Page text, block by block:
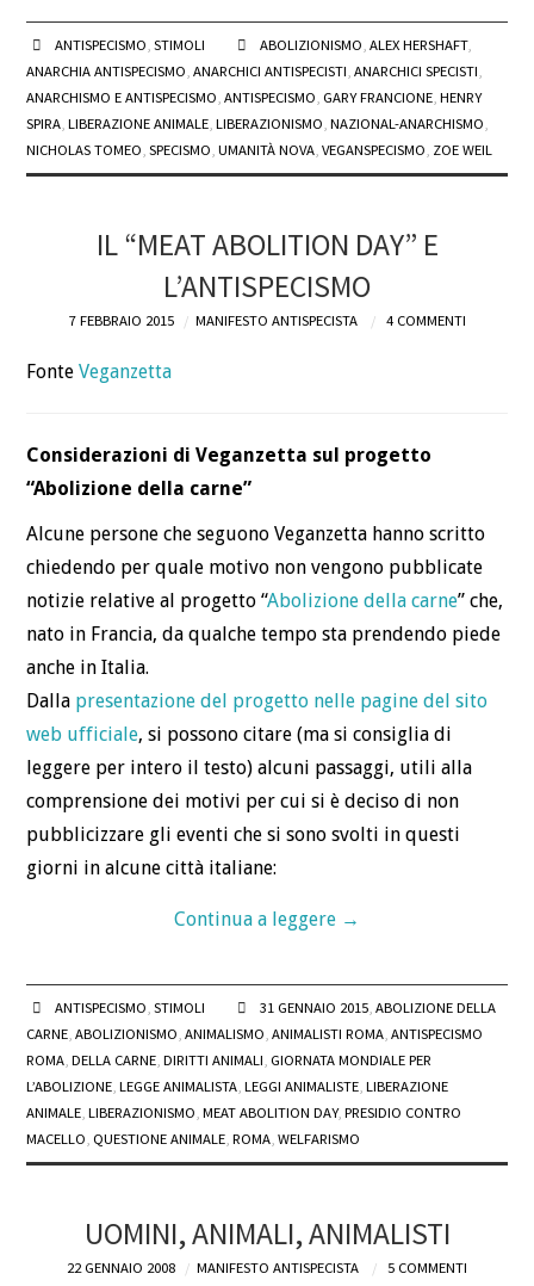
ANTISPECISMO, STIMOLI ABOLIZIONISMO, ALEX HERSHAFT,
ANARCHIA ANTISPECISMO,ANARCHICI ANTISPECISTI,ANARCHICI SPECISTI,
ANARCHISMO E ANTISPECISMO,ANTISPECISMO, GARY FRANCIONE,HENRY
SPIRA,LIBERAZIONE ANIMALE,LIBERAZIONISMO,NAZIONAL-ANARCHISMO,
NICHOLAS TOMEO,SPECISMO,UMANITÀ NOVA,VEGANSPECISMO, ZOE WEIL
IL “MEAT ABOLITION DAY” E
L’ANTISPECISMO
7 FEBBRAIO 2015 MANIFESTO ANTISPECISTA 4 COMMENTI
FonteVeganzetta
Considerazioni di Veganzetta sul progetto
“Abolizione della carne”
Alcune persone che seguono Veganzetta hanno scritto
chiedendo per quale motivo non vengono pubblicate
notizie relative al progetto “Abolizione della carne” che,
nato in Francia, da qualche tempo sta prendendo piede
anche in Italia.
Dalla presentazione del progetto nelle pagine del sito
web ufficiale, si possono citare (ma si consiglia di
leggere per intero il testo) alcuni passaggi, utili alla
comprensione dei motivi per cui si è deciso di non
pubblicizzare gli eventi che si sono svolti in questi
giorni in alcune città italiane:
Continua a leggere →
ANTISPECISMO STIMOLI 31 GENNAIO 2015, ABOLIZIONE DELLA
CARNE ,ABOLIZIONISMO ,ANIMALISMO ,ANIMALISTI ROMA ,ANTISPECISMO
ROMA ,DELLA CARNE ,DIRITTI ANIMALI GIORNATA MONDIALE PER
L’ABOLIZIONE ,LEGGE ANIMALISTA ,LEGGI ANIMALISTE ,LIBERAZIONE
ANIMALE ,LIBERAZIONISMO ,MEAT ABOLITION DAY,PRESIDIO CONTRO
MACELLO QUESTIONE ANIMALE ,ROMA ,WELFARISMO
UOMINI, ANIMALI, ANIMALISTI
22 GENNAIO 2008 MANIFESTO ANTISPECISTA 5 COMMENTI